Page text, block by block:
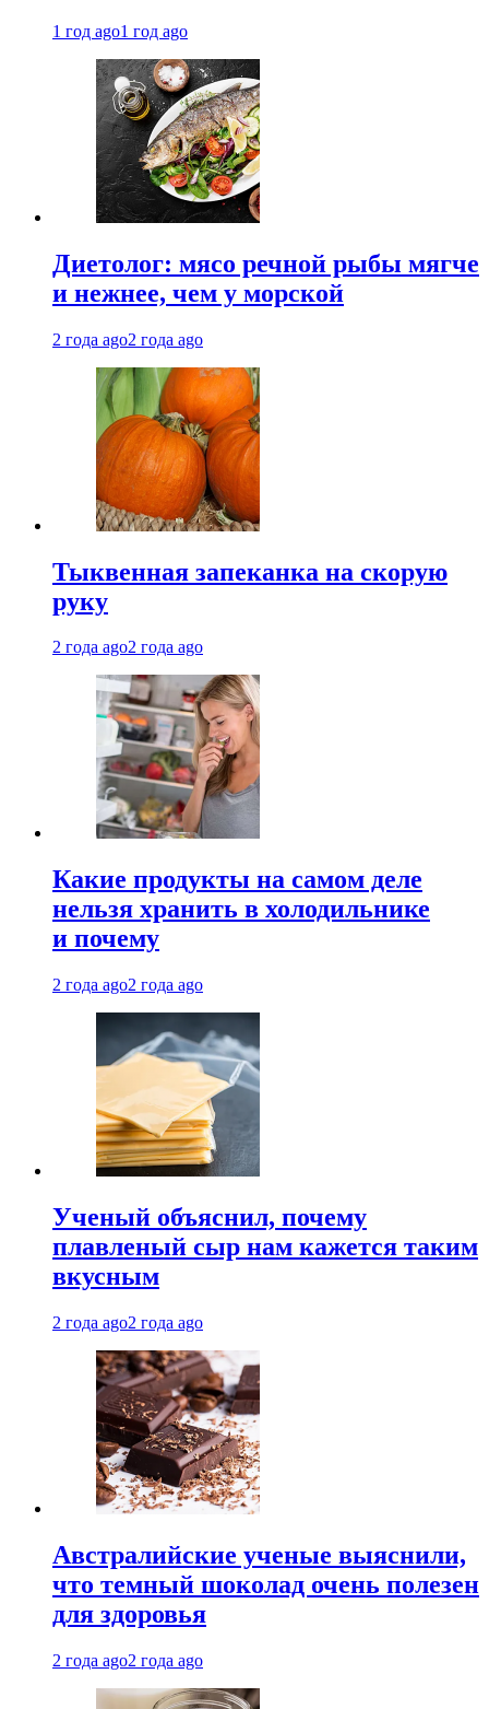
1 год ago1 год ago
Диетолог: мясо речной рыбы мягче
и нежнее, чем у морской
2 года ago2 года ago
Тыквенная запеканка на скорую
руку
2 года ago2 года ago
Какие продукты на самом деле
нельзя хранить в холодильнике
и почему
2 года ago2 года ago
Ученый объяснил, почему
плавленый сыр нам кажется таким
вкусным
2 года ago2 года ago
Австралийские ученые выяснили,
что темный шоколад очень полезен
для здоровья
2 года ago2 года ago